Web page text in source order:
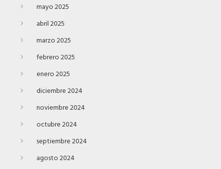
mayo 2025
abril 2025
marzo 2025
febrero 2025
enero 2025
diciembre 2024
noviembre 2024
octubre 2024
septiembre 2024
agosto 2024